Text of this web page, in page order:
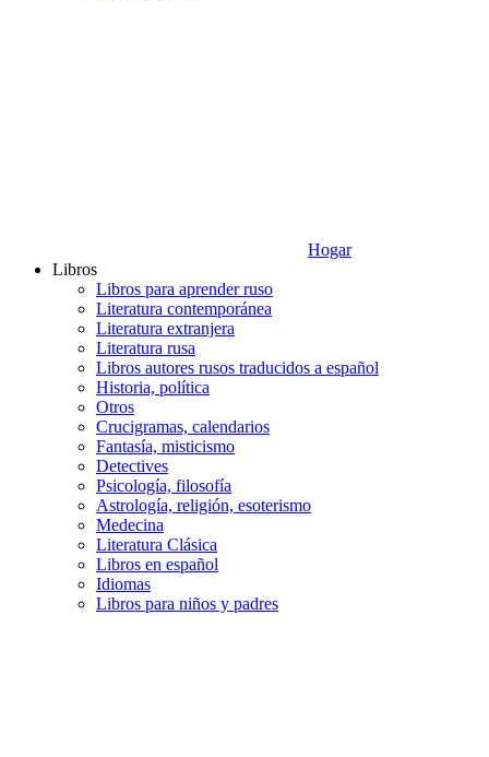
Hogar
Libros
Libros para aprender ruso
Literatura contemporánea
Literatura extranjera
Literatura rusa
Libros autores rusos traducidos a español
Historia, política
Otros
Crucigramas, calendarios
Fantasía, misticismo
Detectives
Psicología, filosofía
Astrología, religión, esoterismo
Medecina
Literatura Clásica
Libros en español
Idiomas
Libros para niños y padres